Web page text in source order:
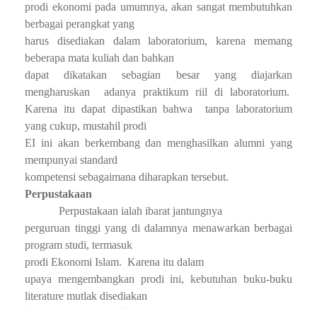
prodi ekonomi pada umumnya, akan sangat membutuhkan
berbagai perangkat yang
harus disediakan dalam laboratorium, karena memang
beberapa mata kuliah dan bahkan
dapat dikatakan sebagian besar yang diajarkan
mengharuskan
adanya praktikum riil di laboratorium.
Karena itu dapat dipastikan bahwa
tanpa laboratorium
yang cukup, mustahil prodi
EI ini akan berkembang dan menghasilkan alumni yang
mempunyai standard
kompetensi sebagaimana diharapkan tersebut.
Perpustakaan
Perpustakaan ialah ibarat jantungnya
perguruan tinggi yang di dalamnya menawarkan berbagai
program studi, termasuk
prodi Ekonomi Islam. Karena itu dalam
upaya mengembangkan prodi ini, kebutuhan buku-buku
literature mutlak disediakan